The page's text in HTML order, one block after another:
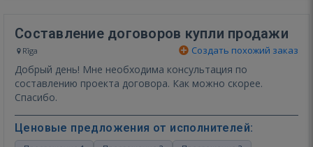
Составление договоров купли продажи
Rīga Создать похожий заказ
Добрый день! Мне необходима консультация по
составлению проекта договора. Как можно скорее.
Спасибо.
Ценовые предложения от исполнителей: